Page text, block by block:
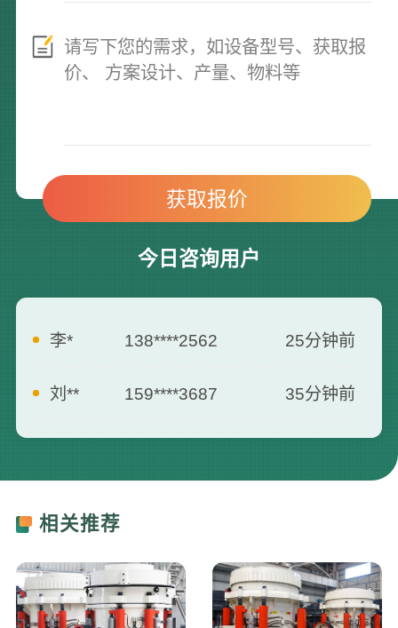
今日咨询用户
李* 138****2562 25分钟前
刘** 159****3687 35分钟前
张** 173****8712 16分钟前
相关推荐